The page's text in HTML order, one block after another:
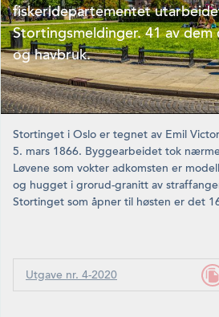
fiskeridepartementet
Stortingsmeldinger. 41 av
og hav­bruk.
Stortinget i Oslo er tegnet av Emil
5. mars 1866. Byggearbeidet tok
Løvene som vokter adkomsten er
og hugget i grorud-granitt av
Stortinget som åpner til høsten er det
Utgave nr. 4-2020